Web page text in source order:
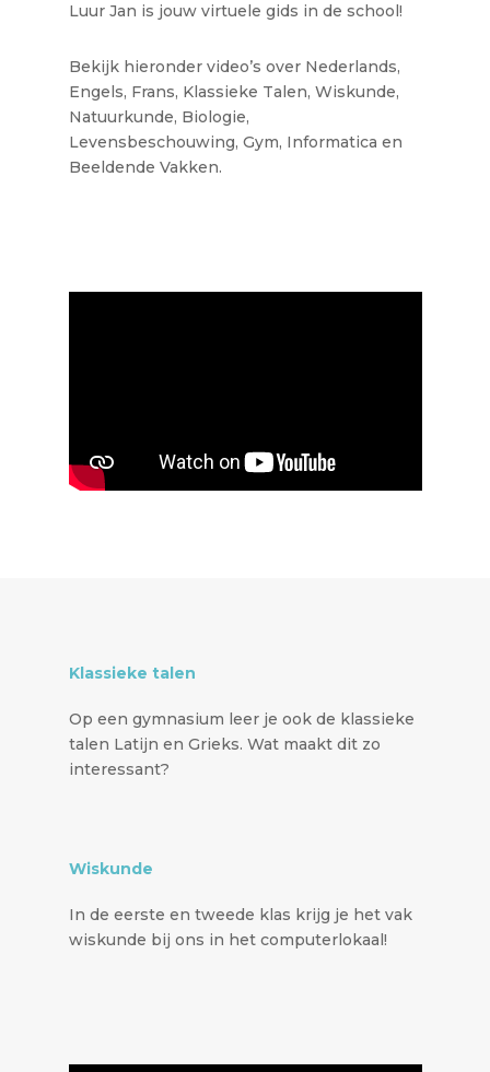
Luur Jan is jouw virtuele gids in de school!
Bekijk hieronder video’s over Nederlands,
Engels, Frans, Klassieke Talen, Wiskunde,
Natuurkunde, Biologie,
Levensbeschouwing, Gym, Informatica en
Beeldende Vakken.
Klassieke talen
Op een gymnasium leer je ook de klassieke
talen Latijn en Grieks. Wat maakt dit zo
interessant?
Wiskunde
In de eerste en tweede klas krijg je het vak
wiskunde bij ons in het computerlokaal!